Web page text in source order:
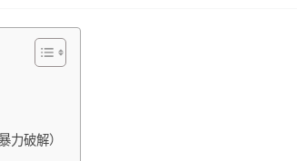
力破解）